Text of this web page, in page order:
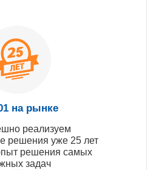
на рынке
реализуем
решения уже 25 лет
решения самых
задач